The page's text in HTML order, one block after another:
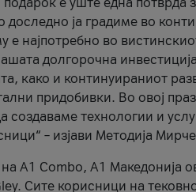
доследно ја градиме во
е најпотребно во
долгорочна
како и континуираниот
придобивки. Во овој
создаваме технологии и
– изјави Методија
A1 Combo, А1 Македонија
Сите корисници на